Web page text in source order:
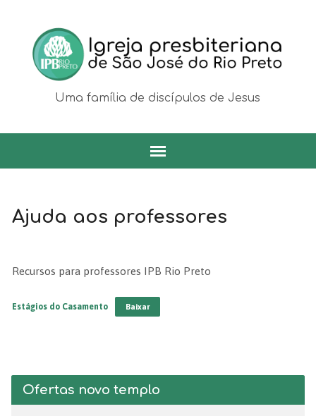
Uma família de discípulos de Jesus
Ajuda aos professores
Recursos para professores IPB Rio Preto
Estágios do Casamento Baixar
Ofertas novo templo